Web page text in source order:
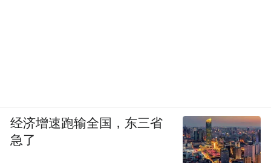
经济增速跑输全国，东三省
急了